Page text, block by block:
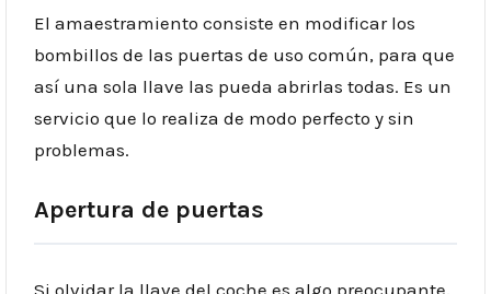
El amaestramiento consiste en modificar los
bombillos de las puertas de uso común, para que
así una sola llave las pueda abrirlas todas. Es un
servicio que lo realiza de modo perfecto y sin
problemas.
Apertura de puertas